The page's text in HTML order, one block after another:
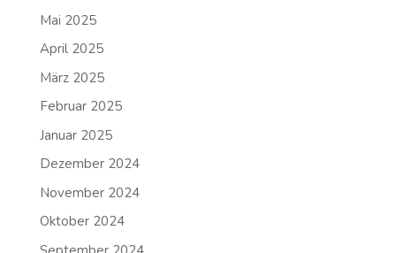
Mai 2025
April 2025
März 2025
Februar 2025
Januar 2025
Dezember 2024
November 2024
Oktober 2024